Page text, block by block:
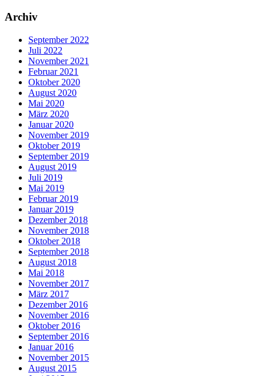
Archiv
September 2022
Juli 2022
November 2021
Februar 2021
Oktober 2020
August 2020
Mai 2020
März 2020
Januar 2020
November 2019
Oktober 2019
September 2019
August 2019
Juli 2019
Mai 2019
Februar 2019
Januar 2019
Dezember 2018
November 2018
Oktober 2018
September 2018
August 2018
Mai 2018
November 2017
März 2017
Dezember 2016
November 2016
Oktober 2016
September 2016
Januar 2016
November 2015
August 2015